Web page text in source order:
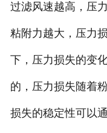
过滤风速越高，压
粘附力越大，压力
下，压力损失的变
的，压力损失随着
损失的稳定性可以